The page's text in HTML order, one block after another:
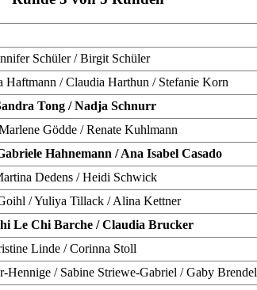
Schüler / Birgit Schüler
Haftmann / Claudia Harthun / Stefanie Korn
Tong / Nadja Schnurr
Gödde / Renate Kuhlmann
Hahnemann / Ana Isabel Casado
Dedens / Heidi Schwick
/ Yuliya Tillack / Alina Kettner
Le Chi Barche / Claudia Brucker
Linde / Corinna Stoll
Hennige / Sabine Striewe-Gabriel / Gaby Brendel